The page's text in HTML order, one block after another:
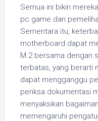
Semua ini bikin
pc game dan
Sementara itu,
motherboard dapat
M.2 bersama dengan
terbatas, yang berarti
dapat mengganggu
periksa dokumentasi
menyaksikan
memengaruhi